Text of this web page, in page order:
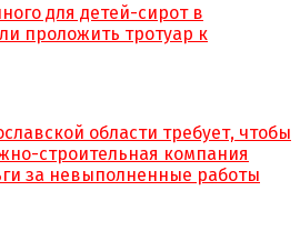
для детей-сирот в
проложить тротуар к
области требует, чтобы
строительная компания
за невыполненные работы